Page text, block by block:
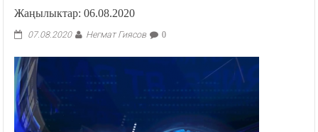
Жаңылыктар: 06.08.2020
07.08.2020 Негмат Гиясов 0